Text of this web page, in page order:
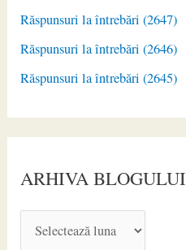
Răspunsuri la întrebări (2647)
Răspunsuri la întrebări (2646)
Răspunsuri la întrebări (2645)
ARHIVA BLOGULUI